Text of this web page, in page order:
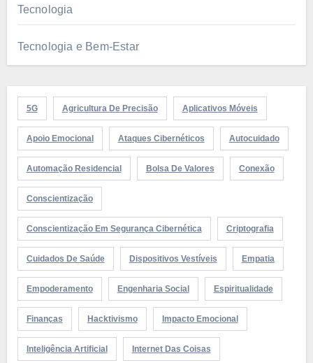
Tecnologia
Tecnologia e Bem-Estar
5G Agricultura De Precisão Aplicativos Móveis
Apoio Emocional Ataques Cibernéticos Autocuidado
Automação Residencial Bolsa De Valores Conexão
Conscientização
Conscientização Em Segurança Cibernética Criptografia
Cuidados De Saúde Dispositivos Vestíveis Empatia
Empoderamento Engenharia Social Espiritualidade
Finanças Hacktivismo Impacto Emocional
Inteligência Artificial Internet Das Coisas